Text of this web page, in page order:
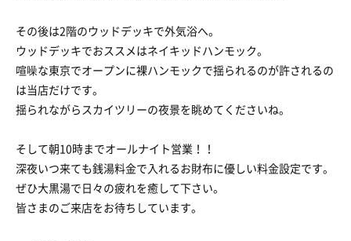
その後は2階のウッドデッキで外気浴へ。
ウッドデッキでおススメはネイキッドハンモック。
喧噪な東京でオープンに裸ハンモックで揺られるのが許されるの
は当店だけです。
揺られながらスカイツリーの夜景を眺めてくださいね。
そして朝10時までオールナイト営業！！
深夜いつ来ても銭湯料金で入れるお財布に優しい料金設定です。
ぜひ大黒湯で日々の疲れを癒して下さい。
皆さまのご来店をお待ちしています。